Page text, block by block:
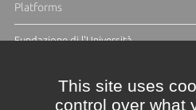
Platforms
Fundazione di l'Università
This site uses
control over what